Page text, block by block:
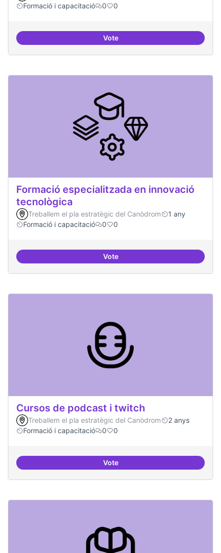
Formació i capacitació
0 0
VoteSensibilització FLOSS
Formació especialitzada en innovació
tecnològica
Treballem el pla estratègic del Canòdrom
1 any
Formació i capacitació
0 0
VoteFormació especialitzada en
Cursos de podcast i twitch
Treballem el pla estratègic del Canòdrom
2 anys
Formació i capacitació
0 0
VoteCursos de podcast i twitch